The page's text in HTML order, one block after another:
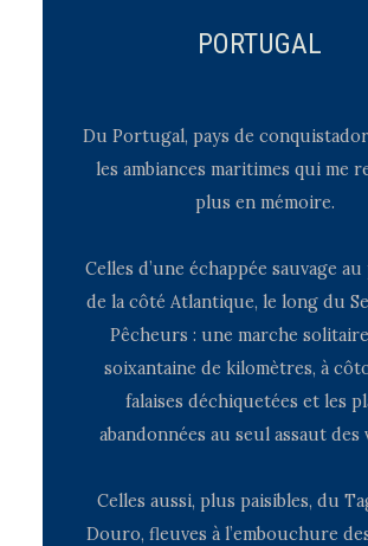
PORTUGAL
Du Portugal, pays de
les ambiances maritimes qui me
plus en mémoire.
Celles d’une échappée sauvage
de la côté Atlantique, le long du
Pêcheurs : une marche
soixantaine de kilomètres, à
falaises déchiquetées et les
abandonnées au seul assaut des
Celles aussi, plus paisibles, du
Douro, fleuves à l’embouchure